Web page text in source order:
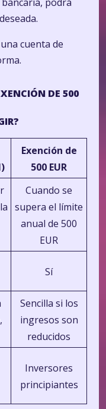
cuenta de
DE 500
Exención de
500 EUR
Cuando se
supera el límite
anual de 500
EUR
Sí
Sencilla si los
ingresos son
reducidos
Inversores
principiantes